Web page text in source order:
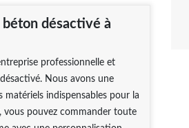
désactivé à
professionnelle et
Nous avons une
matériels indispensables pour la
pouvez commander toute